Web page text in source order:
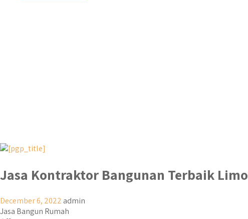
Jasa Kontraktor Bangunan Terbaik Limo
December 6, 2022 admin
Jasa Bangun Rumah